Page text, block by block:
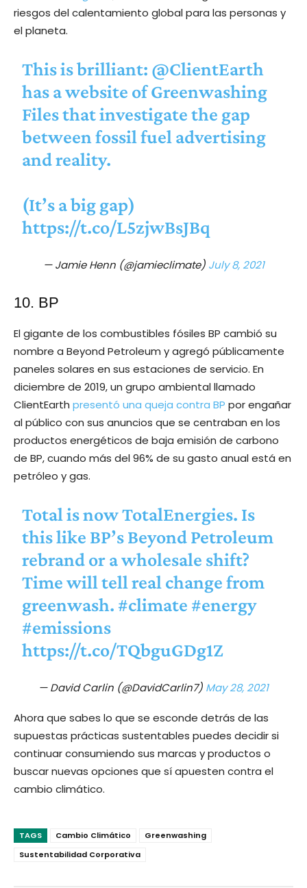
riesgos del calentamiento global para las personas y
el planeta.
This is brilliant: @ClientEarth
has a website of Greenwashing
Files that investigate the gap
between fossil fuel advertising
and reality.
(It’s a big gap)
https://t.co/L5zjwBsJBq
— Jamie Henn (@jamieclimate) July 8, 2021
10. BP
El gigante de los combustibles fósiles BP cambió su
nombre a Beyond Petroleum y agregó públicamente
paneles solares en sus estaciones de servicio. En
diciembre de 2019, un grupo ambiental llamado
ClientEarth presentó una queja contra BP por engañar
al público con sus anuncios que se centraban en los
productos energéticos de baja emisión de carbono
de BP, cuando más del 96% de su gasto anual está en
petróleo y gas.
Total is now TotalEnergies. Is
this like BP’s Beyond Petroleum
rebrand or a wholesale shift?
Time will tell real change from
greenwash. #climate #energy
#emissions
https://t.co/TQbguGDg1Z
— David Carlin (@DavidCarlin7) May 28, 2021
Ahora que sabes lo que se esconde detrás de las
supuestas prácticas sustentables puedes decidir si
continuar consumiendo sus marcas y productos o
buscar nuevas opciones que sí apuesten contra el
cambio climático.
TAGS Cambio Climático
Greenwashing
Sustentabilidad Corporativa